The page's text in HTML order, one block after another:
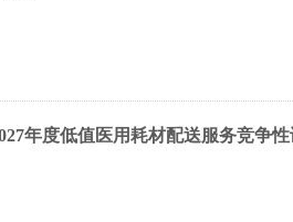
年度低值医用耗材配送服务竞争